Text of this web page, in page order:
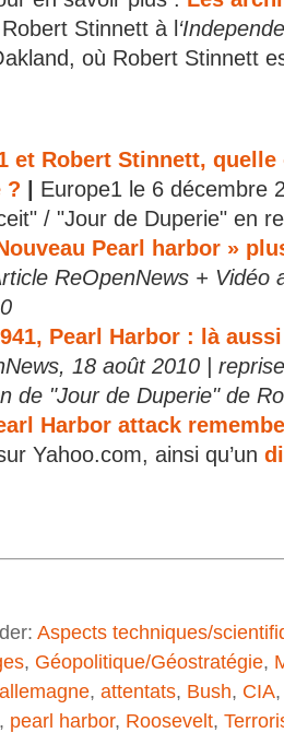
Stinnett à l
où Robert Stinnett
et Robert Stinnett,
?
Europe1 le 6 décembre
/ "Jour de Duperie" en
Pearl harbor »
ReOpenNews + Vidéo
Pearl Harbor : là
18 août 2010
|
de "Jour de Duperie" de
Harbor attack
Yahoo.com, ainsi qu’un
Aspects techniques/
, Géopolitique/Géostratégie,
allemagne, attentats, Bush, CIA
, pearl harbor, Roosevelt,